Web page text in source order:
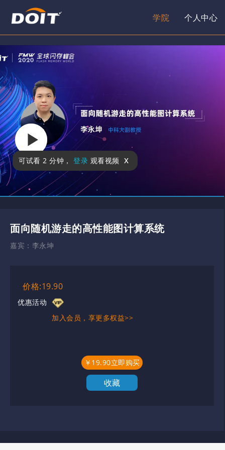
学院 个人中心
可试看 2 分钟 ， 登录 观看视频 x
面向随机游走的高性能图计算系统
嘉宾： 李永坤
价格:19.90
优惠活动
加入会员，享更多权益>>
￥19.90立即购买
收藏